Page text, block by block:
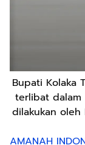
Bupati Kolaka
terlibat dalam
dilakukan oleh
AMANAH